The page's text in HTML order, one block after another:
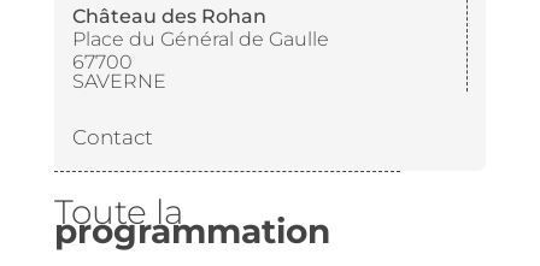
Château des Rohan
Place du Général de Gaulle
67700
SAVERNE
Contact
Toute la
programmation